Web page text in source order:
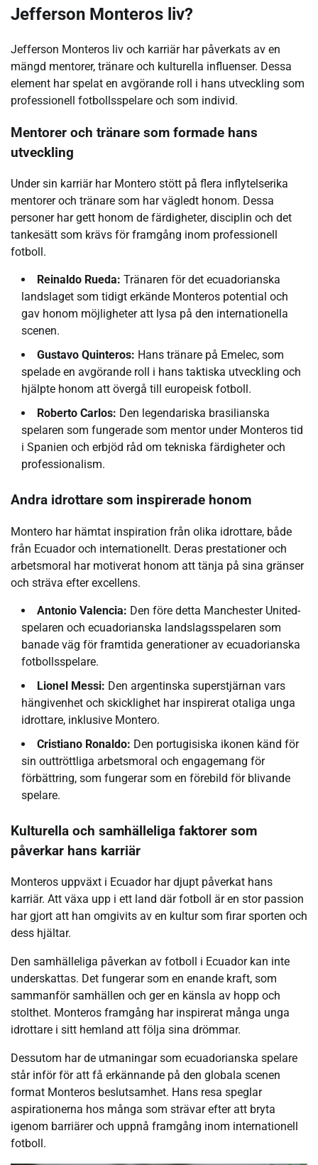
Jefferson Monteros liv?
Jefferson Monteros liv och karriär har påverkats av en
mängd mentorer, tränare och kulturella influenser. Dessa
element har spelat en avgörande roll i hans utveckling som
professionell fotbollsspelare och som individ.
Mentorer och tränare som formade hans
utveckling
Under sin karriär har Montero stött på flera inflytelserika
mentorer och tränare som har vägledt honom. Dessa
personer har gett honom de färdigheter, disciplin och det
tankesätt som krävs för framgång inom professionell
fotboll.
Reinaldo Rueda: Tränaren för det ecuadorianska
landslaget som tidigt erkände Monteros potential och
gav honom möjligheter att lysa på den internationella
scenen.
Gustavo Quinteros: Hans tränare på Emelec, som
spelade en avgörande roll i hans taktiska utveckling och
hjälpte honom att övergå till europeisk fotboll.
Roberto Carlos: Den legendariska brasilianska
spelaren som fungerade som mentor under Monteros tid
i Spanien och erbjöd råd om tekniska färdigheter och
professionalism.
Andra idrottare som inspirerade honom
Montero har hämtat inspiration från olika idrottare, både
från Ecuador och internationellt. Deras prestationer och
arbetsmoral har motiverat honom att tänja på sina gränser
och sträva efter excellens.
Antonio Valencia: Den före detta Manchester United-
spelaren och ecuadorianska landslagsspelaren som
banade väg för framtida generationer av ecuadorianska
fotbollsspelare.
Lionel Messi: Den argentinska superstjärnan vars
hängivenhet och skicklighet har inspirerat otaliga unga
idrottare, inklusive Montero.
Cristiano Ronaldo: Den portugisiska ikonen känd för
sin outtröttliga arbetsmoral och engagemang för
förbättring, som fungerar som en förebild för blivande
spelare.
Kulturella och samhälleliga faktorer som
påverkar hans karriär
Monteros uppväxt i Ecuador har djupt påverkat hans
karriär. Att växa upp i ett land där fotboll är en stor passion
har gjort att han omgivits av en kultur som firar sporten och
dess hjältar.
Den samhälleliga påverkan av fotboll i Ecuador kan inte
underskattas. Det fungerar som en enande kraft, som
sammanför samhällen och ger en känsla av hopp och
stolthet. Monteros framgång har inspirerat många unga
idrottare i sitt hemland att följa sina drömmar.
Dessutom har de utmaningar som ecuadorianska spelare
står inför för att få erkännande på den globala scenen
format Monteros beslutsamhet. Hans resa speglar
aspirationerna hos många som strävar efter att bryta
igenom barriärer och uppnå framgång inom internationell
fotboll.